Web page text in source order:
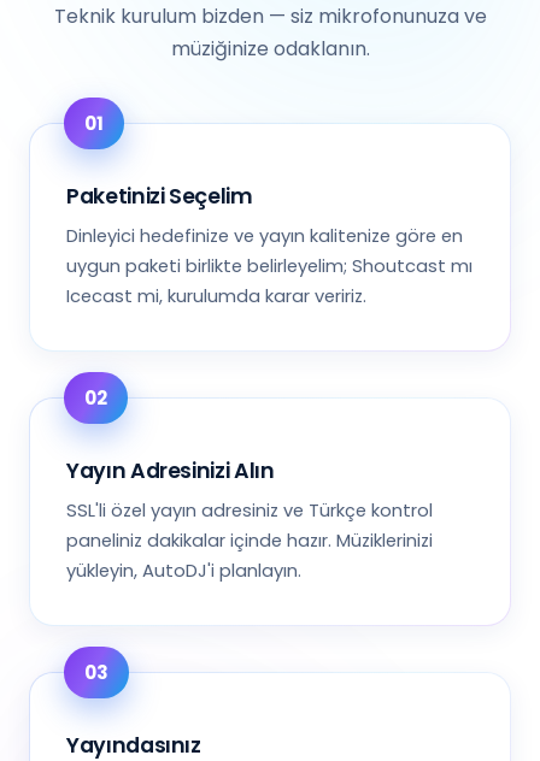
Teknik kurulum bizden — siz mikrofonunuza ve
müziğinize odaklanın.
Paketinizi Seçelim
Dinleyici hedefinize ve yayın kalitenize göre en
uygun paketi birlikte belirleyelim; Shoutcast mı
Icecast mi, kurulumda karar veririz.
Yayın Adresinizi Alın
SSL'li özel yayın adresiniz ve Türkçe kontrol
paneliniz dakikalar içinde hazır. Müziklerinizi
yükleyin, AutoDJ'i planlayın.
Yayındasınız